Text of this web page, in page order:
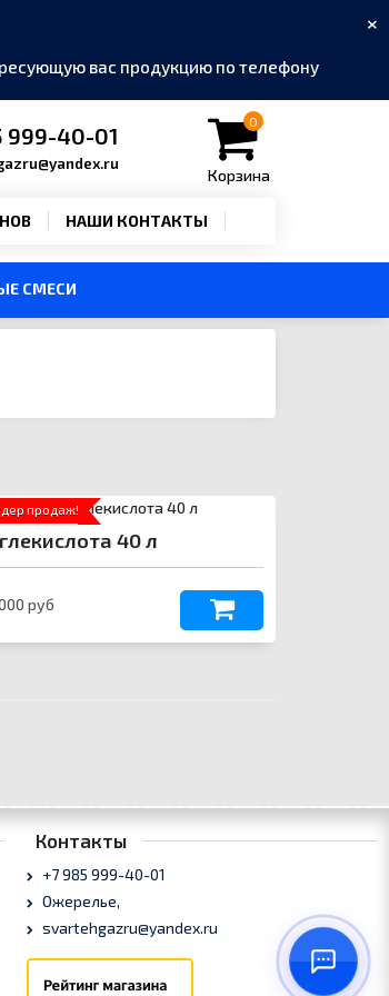
вас продукцию по телефону
×
999-40-01
0
Корзина
НАШИ КОНТАКТЫ
СМЕСИ
продаж!
40 л
руб
Контакты
+7 985 999-40-01
Ожерелье,
svartehgazru@yandex.ru